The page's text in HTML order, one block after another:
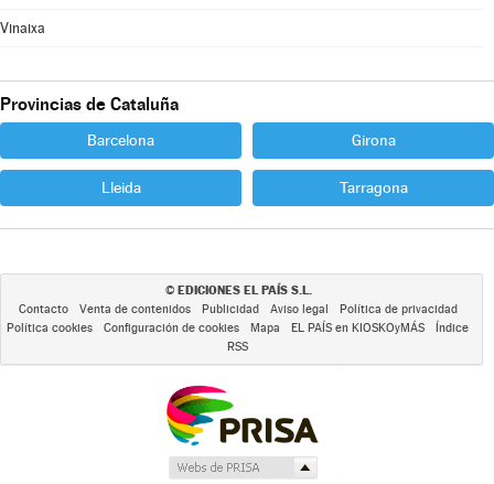
Vinaixa
Provincias de Cataluña
Barcelona Girona
Lleida Tarragona
© EDICIONES EL PAÍS S.L.
Contacto Venta de contenidos Publicidad Aviso legal
Política de privacidad
Política cookies
Configuración de cookies Mapa EL PAÍS en KIOSKOyMÁS
Índice
RSS